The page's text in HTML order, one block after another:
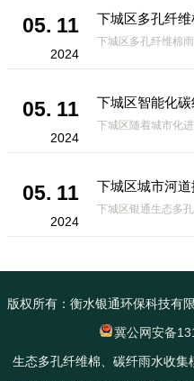
05. 11
2024
05. 11
2024
05. 11
2024
版权所有：衡水银通环保科技有
冀公网安备
生态多孔纤维棉、碳纤雨水收